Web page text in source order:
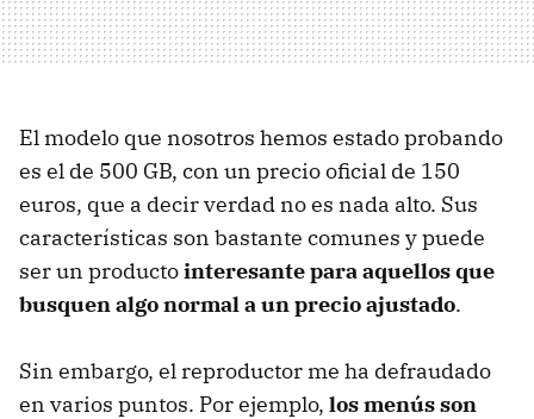
El modelo que nosotros hemos estado probando
es el de 500 GB, con un precio oficial de 150
euros, que a decir verdad no es nada alto. Sus
características son bastante comunes y puede
ser un productointeresante para aquellos que
busquen algo normal a un precio ajustado.
Sin embargo, el reproductor me ha defraudado
en varios puntos. Por ejemplo, los menús son